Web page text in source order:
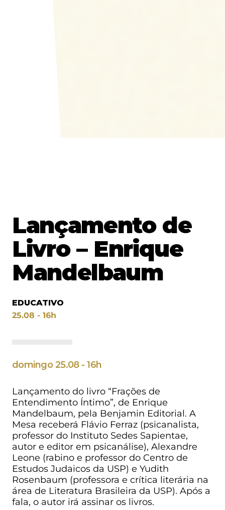
Lançamento de
Livro – Enrique
Mandelbaum
EDUCATIVO
25.08 - 16h
domingo 25.08 - 16h
Lançamento do livro “Frações de
Entendimento Íntimo”, de Enrique
Mandelbaum, pela Benjamin Editorial. A
Mesa receberá Flávio Ferraz (psicanalista,
professor do Instituto Sedes Sapientae,
autor e editor em psicanálise), Alexandre
Leone (rabino e professor do Centro de
Estudos Judaicos da USP) e Yudith
Rosenbaum (professora e crítica literária na
área de Literatura Brasileira da USP). Após a
fala, o autor irá assinar os livros.